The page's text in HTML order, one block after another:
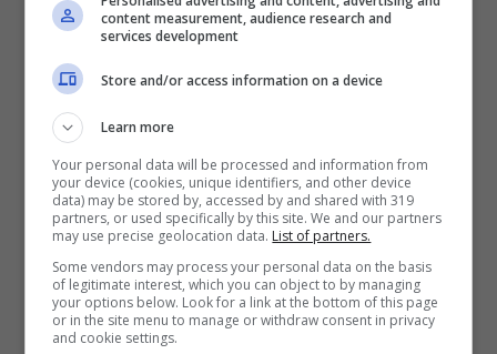
rimarrà instabile comunque anche fino alla
prima decade di maggio. L’alta pressione
proverà ad avanzare verso ovest, ma non
riuscirà completamente, lasciando così le
nostre regioni in mano a una leggera
instabilità, soprattutto sulle regioni
orientali del nostro Paese.
La tedenza dall’11 al 15 maggioinvece,
sempre secondo i modelli previsti ad oggi
content measurement, audience research and
services development
Store and/or access information on a device
Learn more
Your personal data will be processed and information from
your device (cookies, unique identifiers, and other device
data) may be stored by, accessed by and shared with 319
partners, or used specifically by this site. We and our partners
may use precise geolocation data. List of partners.
Some vendors may process your personal data on the basis
of legitimate interest, which you can object to by managing
your options below. Look for a link at the bottom of this page
or in the site menu to manage or withdraw consent in privacy
and cookie settings.